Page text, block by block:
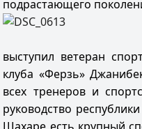
подрастающего
выступил ветеран
клуба «Ферзь»
всех тренеров и
руководство